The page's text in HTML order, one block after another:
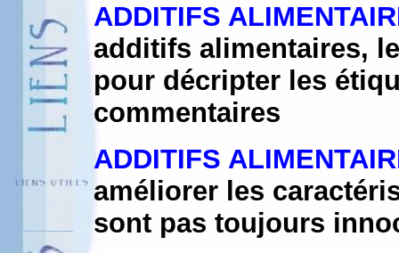
ADDITIFS
additifs alimentaires,
pour décripter les
commentaires
ADDITIFS
améliorer les
sont pas toujours